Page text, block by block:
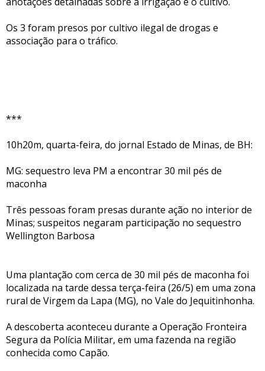
Os 3 foram presos por cultivo ilegal de drogas e
associação para o tráfico.
***
10h20m, quarta-feira, do jornal Estado de Minas, de BH:
MG: sequestro leva PM a encontrar 30 mil pés de
maconha
Três pessoas foram presas durante ação no interior de
Minas; suspeitos negaram participação no sequestro
Wellington Barbosa
Uma plantação com cerca de 30 mil pés de maconha foi
localizada na tarde dessa terça-feira (26/5) em uma zona
rural de Virgem da Lapa (MG), no Vale do Jequitinhonha.
A descoberta aconteceu durante a Operação Fronteira
Segura da Polícia Militar, em uma fazenda na região
conhecida como Capão.